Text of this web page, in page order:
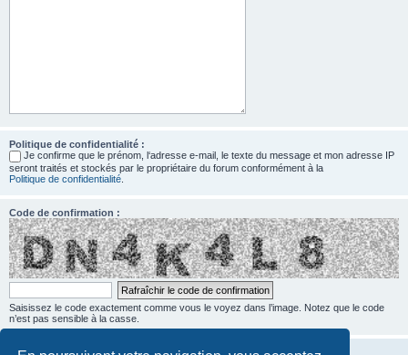
Politique de confidentialité :
Je confirme que le prénom, l‘adresse e-mail, le texte du message et mon adresse IP
seront traités et stockés par le propriétaire du forum conformément à la
Politique de confidentialité
Code de confirmation :
Saisissez le code exactement comme vous le voyez dans l’image. Notez que le code
n’est pas sensible à la casse.